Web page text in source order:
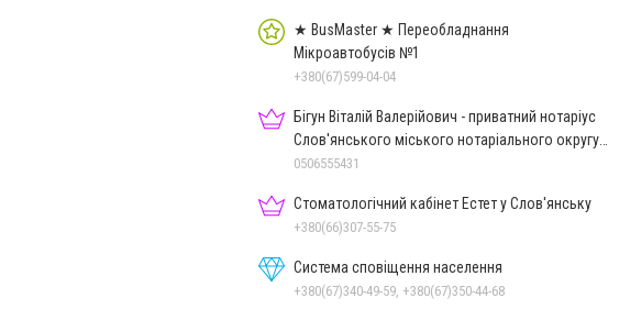
★ BusMaster ★ Переобладнання
Мікроавтобусів №1
+380(67)599-04-04
Бігун Віталій Валерійович - приватний нотаріус
Слов'янського міського нотаріального округу
Дон.обл.
0506555431
Стоматологічний кабінет Естет у Слов'янську
+380(66)307-55-75
Система сповіщення населення
+380(67)340-49-59, +380(67)350-44-68